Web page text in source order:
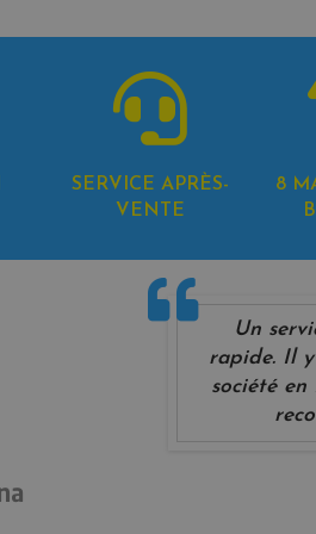
SERVICE APRÈS-
VENTE
8
Un
rapide. Il
société